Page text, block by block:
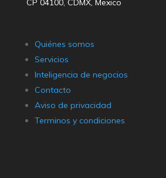
CP 04100, CDMX, Mexico
Quiénes somos
Servicios
Inteligencia de negocios
Contacto
Aviso de privacidad
Terminos y condiciones